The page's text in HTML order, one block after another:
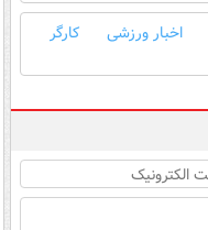
اخبار ورزشی
کارگر